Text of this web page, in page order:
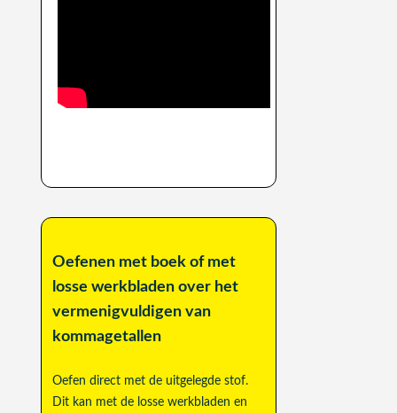
Oefenen met boek of met
losse werkbladen over het
vermenigvuldigen van
kommagetallen
Oefen direct met de uitgelegde stof.
Dit kan met de losse werkbladen en